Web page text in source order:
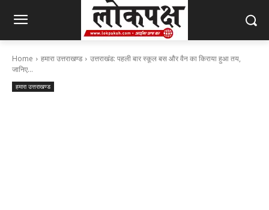
Home हमारा उत्तराखण्ड
उत्तराखंड: पहली बार स्कूल बस और वैन का किराया हुआ तय,
जानिए...
हमारा उत्तराखण्ड